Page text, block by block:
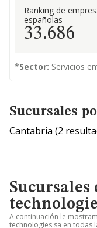
Ranking de
españolas
33.686
*Sector: Servicios
Sucursales
Cantabria (2
Sucursales
A continuación le
technologies sa en todas